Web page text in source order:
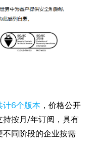
计6个版本 ，价格公开
持按月/年订阅，具有
同阶段的企业按需